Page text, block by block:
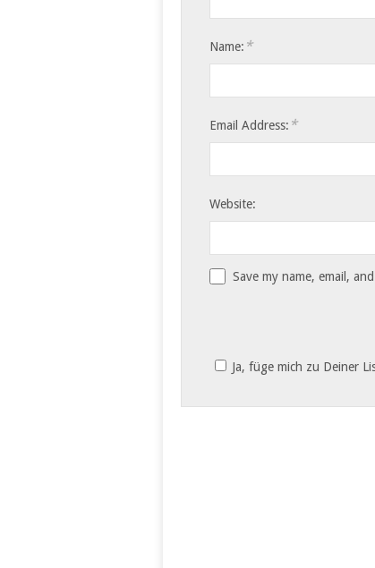
Name: *
Email Address: *
Website:
Save my name, email,
Ja, füge mich zu Deiner